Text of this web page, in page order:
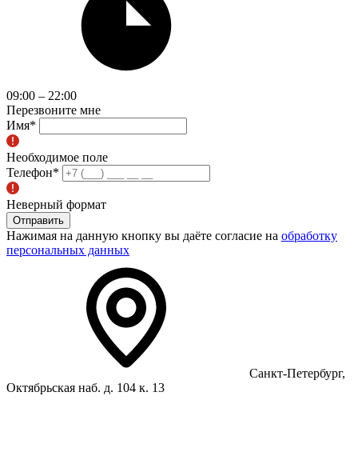
09:00 – 22:00
Перезвоните мне
Имя*
Необходимое поле
Телефон*
Неверный формат
Отправить
Нажимая на данную кнопку вы даёте согласие на обработку
персональных данных
Санкт-Петербург,
Октябрьская наб. д. 104 к. 13